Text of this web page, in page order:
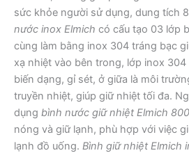
sức khỏe người sử dụng, dung tích
nước inox Elmich có cấu tạo 03 lớp
cùng làm bằng inox 304 tráng bạc
xạ nhiệt vào bên trong, lớp inox
biến dạng, gỉ sét, ở giữa là môi
truyền nhiệt, giúp giữ nhiệt tối đa.
dụng bình nước giữ nhiệt Elmich
nóng và giữ lạnh, phù hợp với việc
lạnh đồ uống. Bình giữ nhiệt Elmich